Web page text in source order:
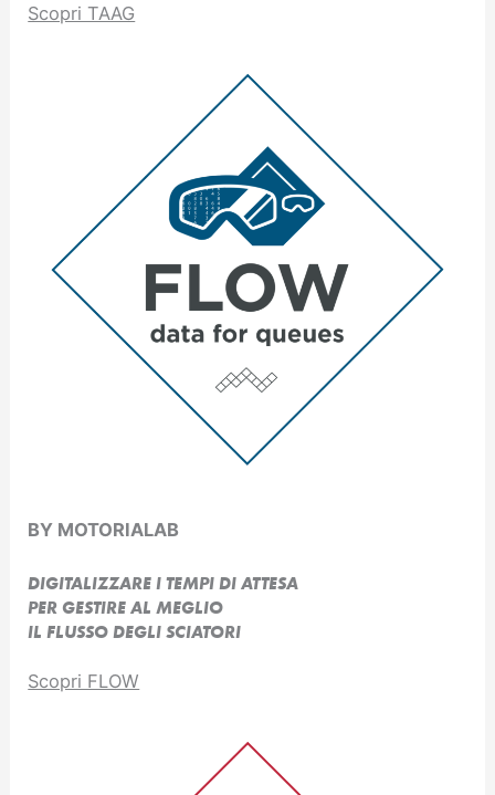
Scopri TAAG
BY MOTORIALAB
DIGITALIZZARE I TEMPI DI ATTESA
PER GESTIRE AL MEGLIO
IL FLUSSO DEGLI SCIATORI
Scopri FLOW